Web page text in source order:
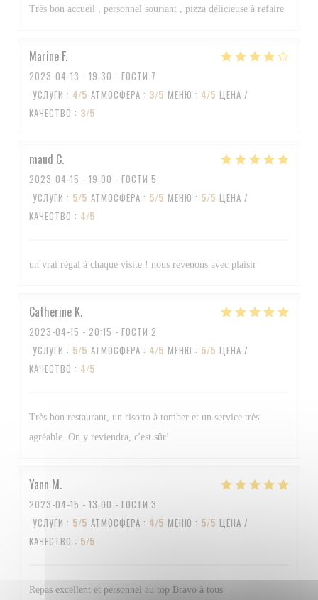
Très bon accueil , personnel souriant , pizza délicieuse à refaire
Marine F
2023-04-13 - 19:30 - ГОСТИ 7
УСЛУГИ : 4/5 АТМОСФЕРА : 3/5 МЕНЮ : 4/5 ЦЕНА /
КАЧЕСТВО : 3/5
maud C
2023-04-15 - 19:00 - ГОСТИ 5
УСЛУГИ : 5/5 АТМОСФЕРА : 5/5 МЕНЮ : 5/5 ЦЕНА /
КАЧЕСТВО : 4/5
un vrai régal à chaque visite ! nous revenons avec plaisir
Catherine K
2023-04-15 - 20:15 - ГОСТИ 2
УСЛУГИ : 5/5 АТМОСФЕРА : 4/5 МЕНЮ : 5/5 ЦЕНА /
КАЧЕСТВО : 4/5
Très bon restaurant, un risotto à tomber et un service très
agréable. On y reviendra, c'est sûr!
Yann M
2023-04-15 - 13:00 - ГОСТИ 3
УСЛУГИ : 5/5 АТМОСФЕРА : 4/5 МЕНЮ : 5/5 ЦЕНА /
КАЧЕСТВО : 5/5
Repas excellent et personnel au top Bravo à tous